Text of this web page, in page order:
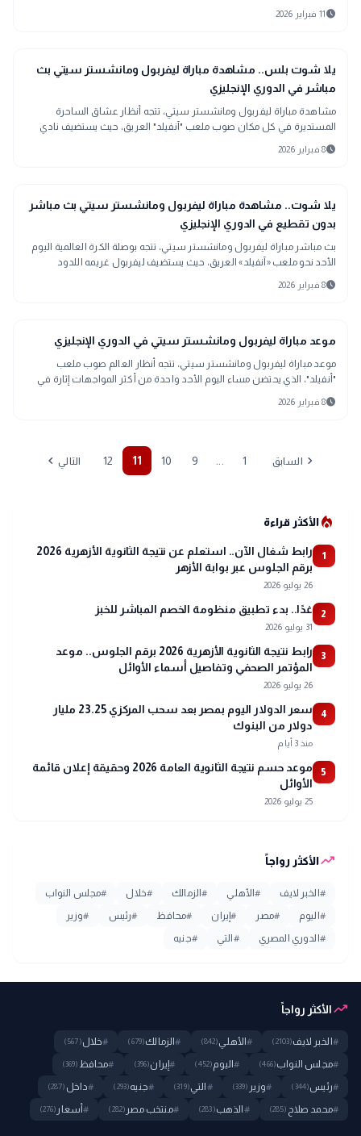
"الكلاسيكو" المنتظرة أمام الإسماعيلي، ضمن منافسات الجولة الرابعة عشرة
من الدوري المصري الممتاز، ومع ترقب الجماهير لصافرة البداية، يتزايد البحث
schedule11 فبراير 2026
sports_soccer
رياضة
يلا شوت بلس.. مشاهدة مباراة ليفربول ومانشستر سيتي بث
مباشر في الدوري الإنجليزي
مشاهدة مباراة ليفربول ومانشستر سيتي، تتجه أنظار عشاق الساحرة
المستديرة في كل مكان صوب ملعب "آنفيلد" العريق، حيث يستضيف نادي
ليفربول نظيره مانشستر سيتي
schedule8 فبراير 2026
sports_soccer
رياضة
يلا شوت.. مشاهدة مباراة ليفربول ومانشستر سيتي بث مباشر
بدون تقطيع في الدوري الإنجليزي
بث مباشر مباراة ليفربول ومانشستر سيتي، تتجه بوصلة الكرة العالمية اليوم
الأحد نحو ملعب «آنفيلد» العريق، حيث يستضيف ليفربول غريمه اللدود
مانشستر سيتي، ف
schedule8 فبراير 2026
sports_soccer
موعد مباراة ليفربول ومانشستر سيتي في الدوري الإنجليزي
موعد مباراة ليفربول ومانشستر سيتي، تتجه أنظار العالم صوب ملعب
"أنفيلد"، الذي يحتضن مساء اليوم الأحد واحدة من أكثر المواجهات إثارة في
البريميرليغ، حيث يستقبل ليفربول نظيره مانشستر سيتي في قمة الجولة
الـ25.
schedule8 فبراير 2026
chevron_right السابق 1
...
9
10
11
12 التاليchevron_left
local_fire_departmentالأكثر قراءة
1
رابط شغال الآن.. استعلم عن نتيجة الثانوية الأزهرية 2026
برقم الجلوس عبر بوابة الأزهر
26 يوليو 2026
2 غدًا.. بدء تطبيق منظومة الخصم المباشر للخبز
31 يوليو 2026
3
رابط نتيجة الثانوية الأزهرية 2026 برقم الجلوس.. موعد
المؤتمر الصحفي وتفاصيل أسماء الأوائل
26 يوليو 2026
4
سعر الدولار اليوم بمصر بعد سحب المركزي 23.25 مليار
دولار من البنوك
منذ 3 أيام
5
موعد حسم نتيجة الثانوية العامة 2026 وحقيقة إعلان قائمة
الأوائل
25 يوليو 2026
trending_upالأكثر رواجاً
# الخبر لايف #الأهلي #الزمالك #خلال #مجلس النواب
# اليوم #مصر #إيران #محافظ #رئيس #وزير
# الدوري المصري # التي #جنيه
trending_upالأكثر رواجاً
# الخبر لايف(2103)
#الأهلي(842)
#الزمالك(679)
#خلال(567)
#مجلس النواب(466)
#اليوم(452)
#إيران(396)
#محافظ (369)
#رئيس(344)
#وزير (339)
# التي(319)
#جنيه(293)
#داخل (287)
#محمد صلاح (285)
# الذهب(283)
#منتخب مصر (282)
#أسعار (276)